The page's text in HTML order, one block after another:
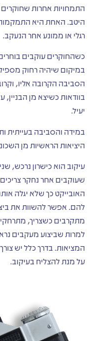
התמחויות אחרות
היטב. האחת היא
רגלי או ממונע אחר הנעקב.
כשהחוקרים עוקבים
במיקום שיהיה רחוק
הסביבה הקרובה אליו,
בוודאות כשיצא מן
יעיל.
במידה והסביבה בעייתית
היציאות הראשיות מן
עיקוב הוא כישרון נרכש,
שעוקבים אחר נחקר
האובייקט כך שלא יגלה
להם. אפשר להשוות את
מתקרבים כשצריך,
למרות שביצוע מעקבים
המציאות. בדרך כלל יש
על מנת להצליח בעיקוב.